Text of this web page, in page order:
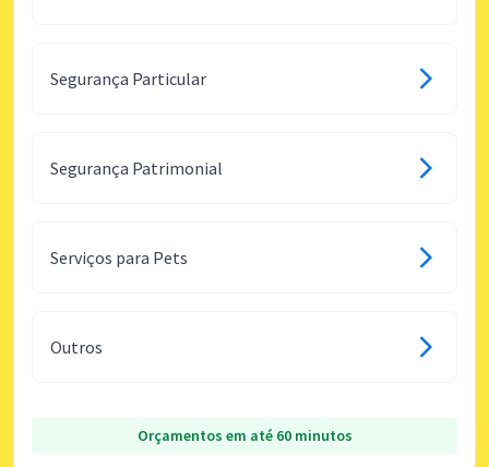
Segurança Particular
Segurança Patrimonial
Serviços para Pets
Outros
Orçamentos em até 60 minutos